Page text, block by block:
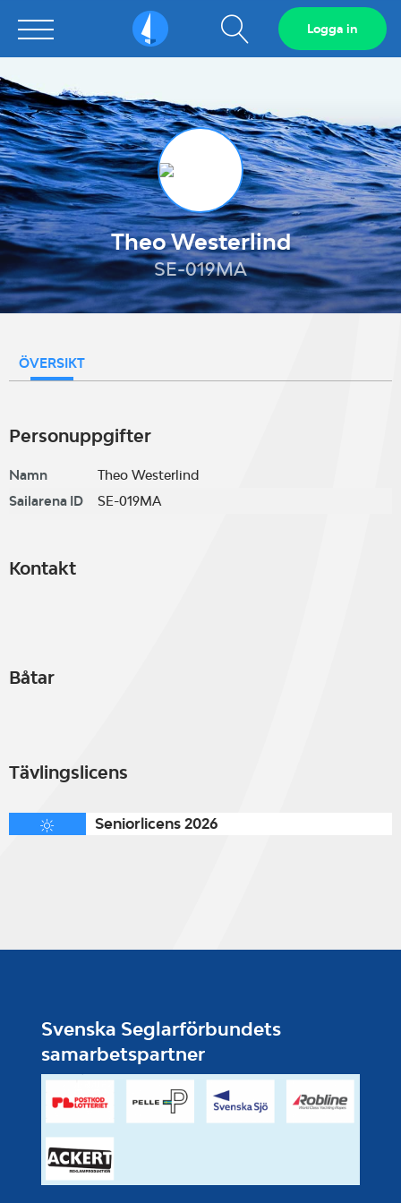
Sailarena Visa
sökfält
Logga in
Theo Westerlind
SE-019MA
ÖVERSIKT
Personuppgifter
Namn
Theo Westerlind
Sailarena ID
SE-019MA
Kontakt
Båtar
Tävlingslicens
Seniorlicens 2026
Svenska Seglarförbundets
samarbetspartner